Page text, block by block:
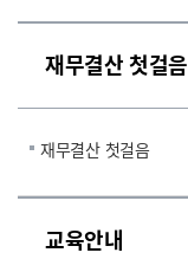
재무결산 첫걸음
재무결산 첫걸음
교육안내